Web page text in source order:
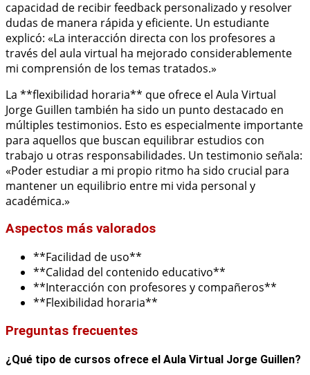
capacidad de recibir feedback personalizado y resolver
dudas de manera rápida y eficiente. Un estudiante
explicó: «La interacción directa con los profesores a
través del aula virtual ha mejorado considerablemente
mi comprensión de los temas tratados.»
La **flexibilidad horaria** que ofrece el Aula Virtual
Jorge Guillen también ha sido un punto destacado en
múltiples testimonios. Esto es especialmente importante
para aquellos que buscan equilibrar estudios con
trabajo u otras responsabilidades. Un testimonio señala:
«Poder estudiar a mi propio ritmo ha sido crucial para
mantener un equilibrio entre mi vida personal y
académica.»
Aspectos más valorados
**Facilidad de uso**
**Calidad del contenido educativo**
**Interacción con profesores y compañeros**
**Flexibilidad horaria**
Preguntas frecuentes
¿Qué tipo de cursos ofrece el Aula Virtual Jorge Guillen?